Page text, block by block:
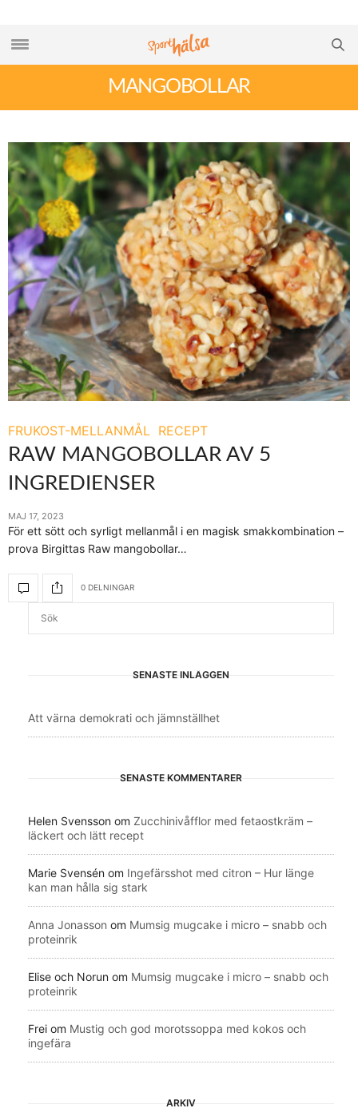
MANGOBOLLAR
FRUKOST-MELLANMÅL RECEPT
RAW MANGOBOLLAR AV 5
INGREDIENSER
MAJ 17, 2023
För ett sött och syrligt mellanmål i en magisk smakkombination –
prova Birgittas Raw mangobollar…
0 DELNINGAR
SENASTE INLÄGGEN
Att värna demokrati och jämnställhet
SENASTE KOMMENTARER
Helen Svensson om Zucchinivåfflor med fetaostkräm –
läckert och lätt recept
Marie Svensén om Ingefärsshot med citron – Hur länge
kan man hålla sig stark
Anna Jonasson om Mumsig mugcake i micro – snabb och
proteinrik
Elise och Norun om Mumsig mugcake i micro – snabb och
proteinrik
Frei om Mustig och god morotssoppa med kokos och
ingefära
ARKIV